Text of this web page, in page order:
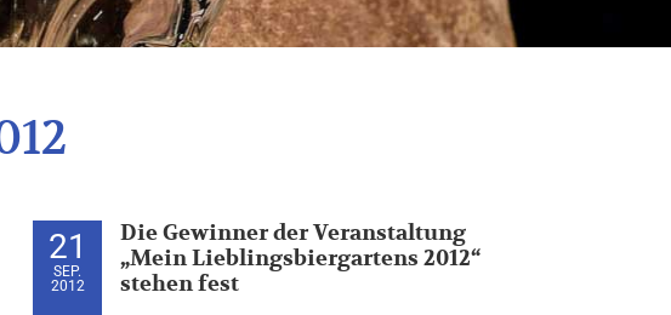
21
SEP.
2012
Die Gewinner der Veranstaltung
„Mein Lieblingsbiergartens 2012“
stehen fest